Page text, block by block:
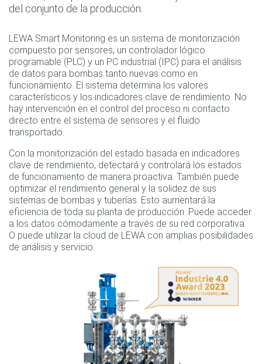
del conjunto de la producción.
LEWA Smart Monitoring es un sistema de monitorización
compuesto por sensores, un controlador lógico
programable (PLC) y un PC industrial (IPC) para el análisis
de datos para bombas tanto nuevas como en
funcionamiento. El sistema determina los valores
característicos y los indicadores clave de rendimiento. No
hay intervención en el control del proceso ni contacto
directo entre el sistema de sensores y el fluido
transportado.
Con la monitorización del estado basada en indicadores
clave de rendimiento, detectará y controlará los estados
de funcionamiento de manera proactiva. También puede
optimizar el rendimiento general y la solidez de sus
sistemas de bombas y tuberías. Esto aumentará la
eficiencia de toda su planta de producción. Puede acceder
a los datos cómodamente a través de su red corporativa.
O puede utilizar la cloud de LEWA con amplias posibilidades
de análisis y servicio.